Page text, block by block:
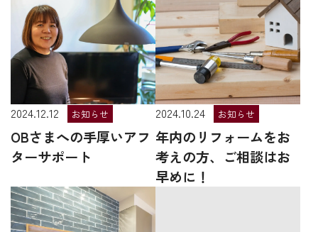
2024.12.12 お知らせ
OBさまへの手厚いアフ
ターサポート
2024.10.24 お知らせ
年内のリフォームをお
考えの方、ご相談はお
早めに！